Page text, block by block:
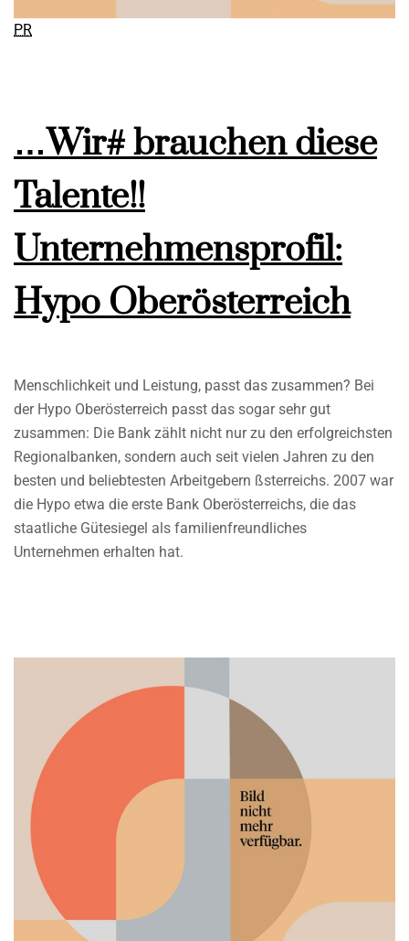
PR
…Wir# brauchen diese
Talente!!
Unternehmensprofil:
Hypo Oberösterreich
Menschlichkeit und Leistung, passt das zusammen? Bei
der Hypo Oberösterreich passt das sogar sehr gut
zusammen: Die Bank zählt nicht nur zu den erfolgreichsten
Regionalbanken, sondern auch seit vielen Jahren zu den
besten und beliebtesten Arbeitgebern ßsterreichs. 2007 war
die Hypo etwa die erste Bank Oberösterreichs, die das
staatliche Gütesiegel als familienfreundliches
Unternehmen erhalten hat.